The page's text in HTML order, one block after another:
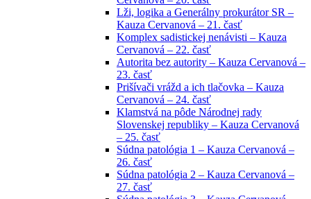
Lži, logika a Generálny prokurátor SR –
Kauza Cervanová – 21. časť
Komplex sadistickej nenávisti – Kauza
Cervanová – 22. časť
Autorita bez autority – Kauza Cervanová –
23. časť
Prišívači vrážd a ich tlačovka – Kauza
Cervanová – 24. časť
Klamstvá na pôde Národnej rady
Slovenskej republiky – Kauza Cervanová
– 25. časť
Súdna patológia 1 – Kauza Cervanová –
26. časť
Súdna patológia 2 – Kauza Cervanová –
27. časť